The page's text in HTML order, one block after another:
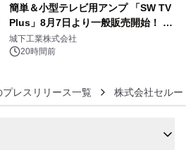
簡単＆小型テレビ用アンプ 「SW TV
Plus」8月7日より一般販売開始！ ケ
ーブル1本つなぐだけ、テレビの音が
ぐっと豊かに
城下工業株式会社
20時間前
レスリリース一覧 株式会社セルー